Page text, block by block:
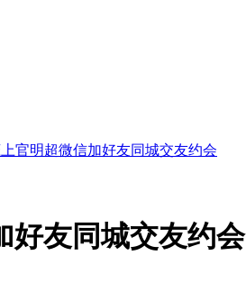
官明超微信加好友同城交友约会
好友同城交友约会